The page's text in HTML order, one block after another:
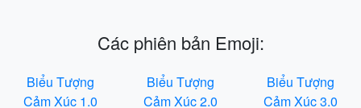
Các phiên bản Emoji:
Biểu Tượng
Cảm Xúc 1.0
Biểu Tượng
Cảm Xúc 2.0
Biểu Tượng
Cảm Xúc 3.0